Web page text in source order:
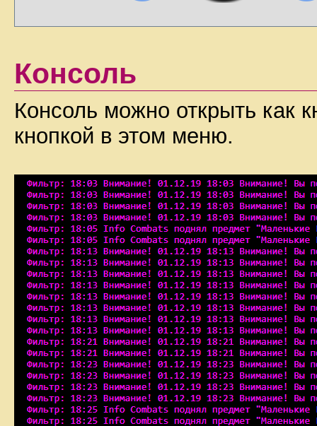
Консоль
Консоль можно открыть как
кнопкой в этом меню.